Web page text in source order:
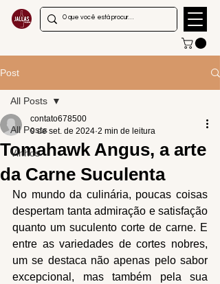
Post
All Posts
Vinhos
All Posts
Tomahawk Angus, a arte
da Carne Suculenta
contato678500
9 de set. de 2024 2 min de leitura
No mundo da culinária, poucas coisas
despertam tanta admiração e satisfação
quanto um suculento corte de carne. E
entre as variedades de cortes nobres,
um se destaca não apenas pelo sabor
excepcional, mas também pela sua